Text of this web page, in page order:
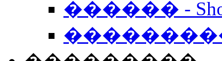
������ -